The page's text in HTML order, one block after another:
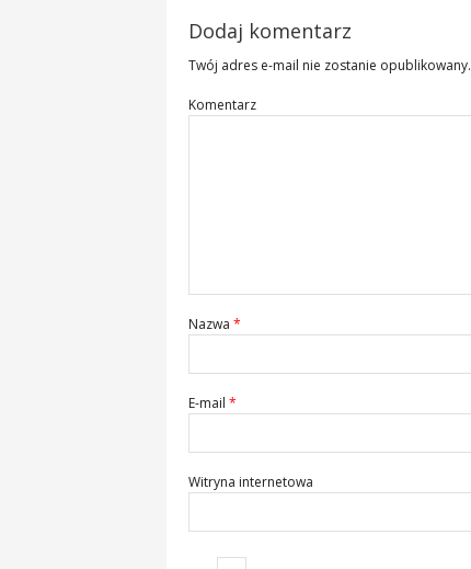
Dodaj komentarz
Twój adres e-mail nie zostanie opublikowany.
Komentarz
Nazwa *
E-mail *
Witryna internetowa